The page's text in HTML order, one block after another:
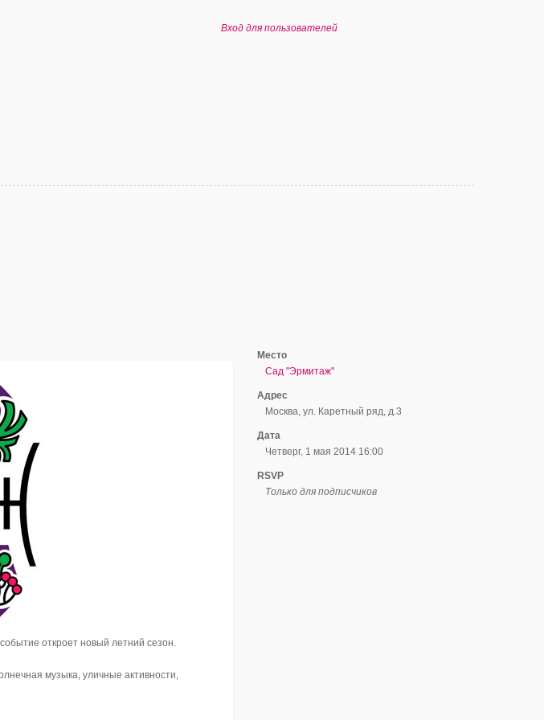
Вход для пользователей
откроет новый летний сезон.
музыка, уличные активности,
Место
Сад "Эрмитаж"
Адрес
Москва, ул. Каретный ряд, д.3
Дата
Четверг, 1 мая 2014 16:00
RSVP
Только для подписчиков